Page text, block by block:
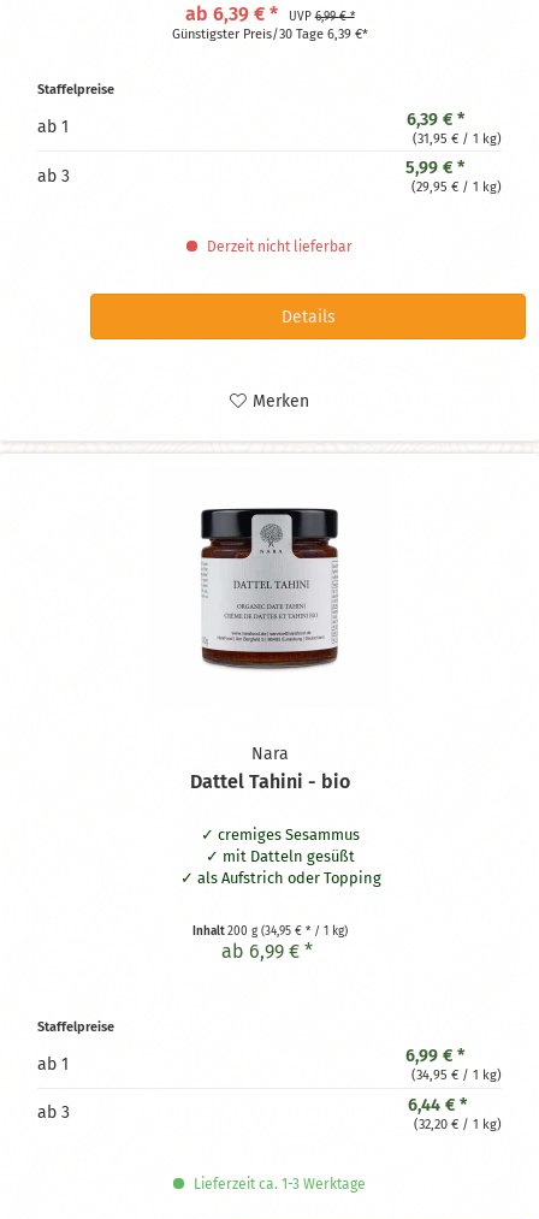
ab 6,39 € * UVP6,99 € *
Günstigster Preis/30 Tage 6,39 €*
Staffelpreise
ab 1 6,39 € *
(31,95 € / 1 kg)
ab 3 5,99 € *
(29,95 € / 1 kg)
Derzeit nicht lieferbar
Details
Merken
Nara
Dattel Tahini - bio
cremiges Sesammus
mit Datteln gesüßt
als Aufstrich oder Topping
Inhalt200 g (34,95 € * / 1 kg)
ab 6,99 € *
Staffelpreise
ab 1 6,99 € *
(34,95 € / 1 kg)
ab 3 6,44 € *
(32,20 € / 1 kg)
Lieferzeit ca. 1-3 Werktage